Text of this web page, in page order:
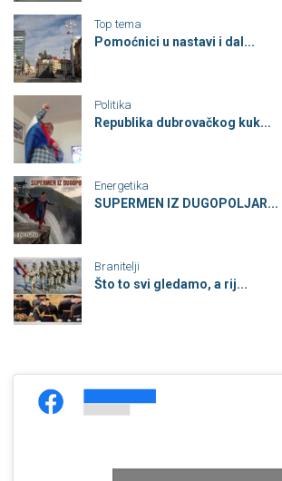
Top tema
Pomoćnici u nastavi i dal...
Politika
Republika dubrovačkog kuk...
Energetika
SUPERMEN IZ DUGOPOLJAR...
Branitelji
Što to svi gledamo, a rij...